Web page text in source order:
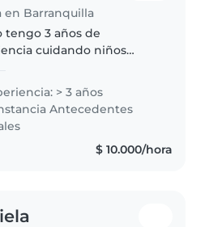
en Barranquilla
tengo 3 años de
cuidando niños
referencia puedes
conmigo q con
las doy ojala..
> 3 años
Antecedentes
$ 10.000/hora